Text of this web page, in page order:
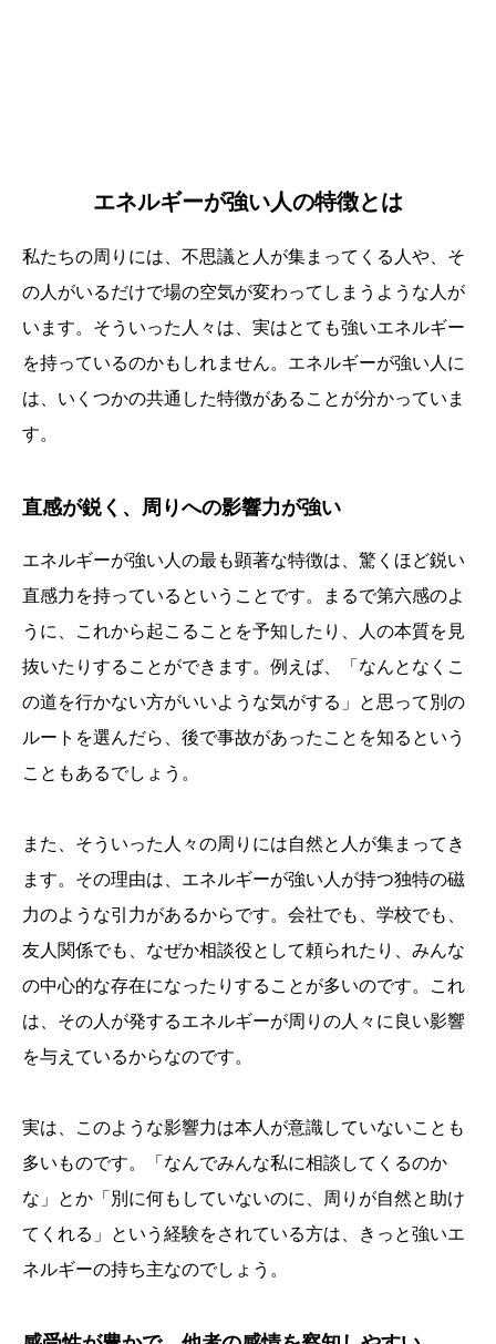
エネルギーが強い人の特徴とは
私たちの周りには、不思議と人が集まってくる人や、そ
の人がいるだけで場の空気が変わってしまうような人が
います。そういった人々は、実はとても強いエネルギー
を持っているのかもしれません。エネルギーが強い人に
は、いくつかの共通した特徴があることが分かっていま
す。
直感が鋭く、周りへの影響力が強い
エネルギーが強い人の最も顕著な特徴は、驚くほど鋭い
直感力を持っているということです。まるで第六感のよ
うに、これから起こることを予知したり、人の本質を見
抜いたりすることができます。例えば、「なんとなくこ
の道を行かない方がいいような気がする」と思って別の
ルートを選んだら、後で事故があったことを知るという
こともあるでしょう。
また、そういった人々の周りには自然と人が集まってき
ます。その理由は、エネルギーが強い人が持つ独特の磁
力のような引力があるからです。会社でも、学校でも、
友人関係でも、なぜか相談役として頼られたり、みんな
の中心的な存在になったりすることが多いのです。これ
は、その人が発するエネルギーが周りの人々に良い影響
を与えているからなのです。
実は、このような影響力は本人が意識していないことも
多いものです。「なんでみんな私に相談してくるのか
な」とか「別に何もしていないのに、周りが自然と助け
てくれる」という経験をされている方は、きっと強いエ
ネルギーの持ち主なのでしょう。